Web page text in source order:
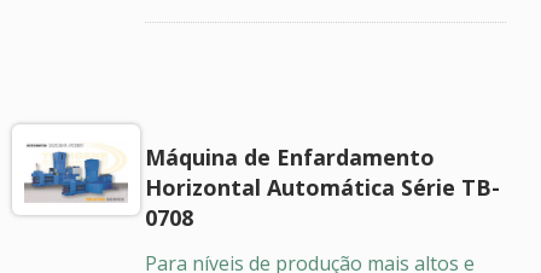
Máquina de Enfardamento
Horizontal Automática Série TB-
0708
Para níveis de produção mais altos e